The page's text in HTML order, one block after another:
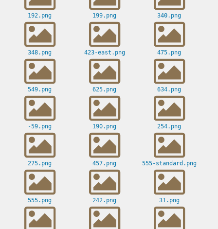
192.png 199.png 340.png
348.png 423-east.png 475.png
549.png 625.png 634.png
-59.png 190.png 254.png
275.png 457.png 555-standard.png
555.png 242.png 31.png